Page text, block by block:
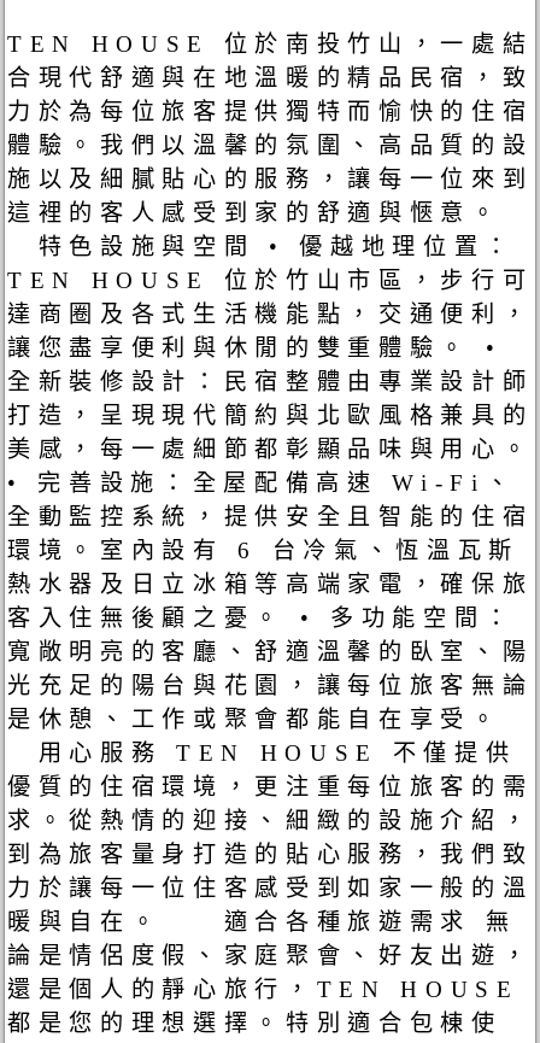
TEN HOUSE 位於南投竹山，一處結
合現代舒適與在地溫暖的精品民宿，致
力於為每位旅客提供獨特而愉快的住宿
體驗。我們以溫馨的氛圍、高品質的設
施以及細膩貼心的服務，讓每一位來到
這裡的客人感受到家的舒適與愜意。
特色設施與空間 • 優越地理位置：
TEN HOUSE 位於竹山市區，步行可
達商圈及各式生活機能點，交通便利，
讓您盡享便利與休閒的雙重體驗。 •
全新裝修設計：民宿整體由專業設計師
打造，呈現現代簡約與北歐風格兼具的
美感，每一處細節都彰顯品味與用心。
• 完善設施：全屋配備高速 Wi-Fi、
全動監控系統，提供安全且智能的住宿
環境。室內設有 6 台冷氣、恆溫瓦斯
熱水器及日立冰箱等高端家電，確保旅
客入住無後顧之憂。 • 多功能空間：
寬敞明亮的客廳、舒適溫馨的臥室、陽
光充足的陽台與花園，讓每位旅客無論
是休憩、工作或聚會都能自在享受。
用心服務 TEN HOUSE 不僅提供
優質的住宿環境，更注重每位旅客的需
求。從熱情的迎接、細緻的設施介紹，
到為旅客量身打造的貼心服務，我們致
力於讓每一位住客感受到如家一般的溫
暖與自在。 適合各種旅遊需求 無
論是情侶度假、家庭聚會、好友出遊，
還是個人的靜心旅行，TEN HOUSE
都是您的理想選擇。特別適合包棟使